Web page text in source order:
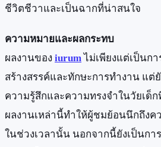
ชีวิตชีวาและเป็นฉากที่น่าสนใจ
ความหมายและผลกระทบ
ผลงานของ iurum ไม่เพียงแต่เป็นก
สร้างสรรค์และทักษะการทำงาน แต่
ความรู้สึกและความทรงจำในวัยเด็
ผลงานเหล่านี้ทำให้ผู้ชมย้อนนึกถึง
ในช่วงเวลานั้น นอกจากนี้ยังเป็นกา